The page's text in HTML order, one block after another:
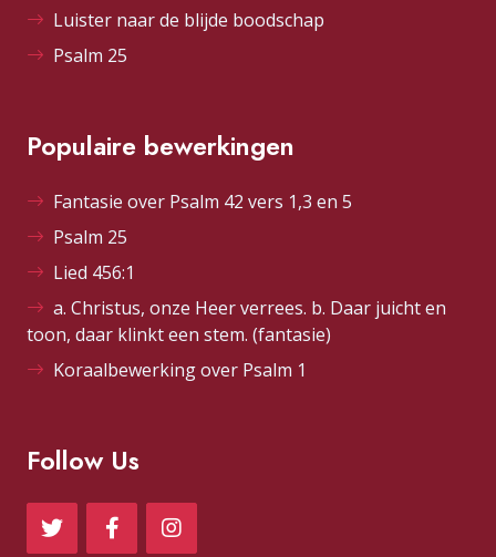
Luister naar de blijde boodschap
Psalm 25
Populaire bewerkingen
Fantasie over Psalm 42 vers 1,3 en 5
Psalm 25
Lied 456:1
a. Christus, onze Heer verrees. b. Daar juicht en
toon, daar klinkt een stem. (fantasie)
Koraalbewerking over Psalm 1
Follow Us